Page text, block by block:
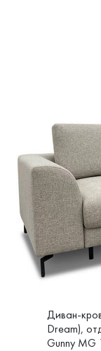
Диван-
Dream),
Gunny MG